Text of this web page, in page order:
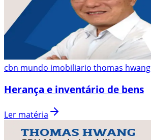
cbn mundo imobiliario thomas hwang
Herança e inventário de bens
Ler matéria